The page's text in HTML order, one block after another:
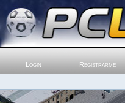
Login Registrarme